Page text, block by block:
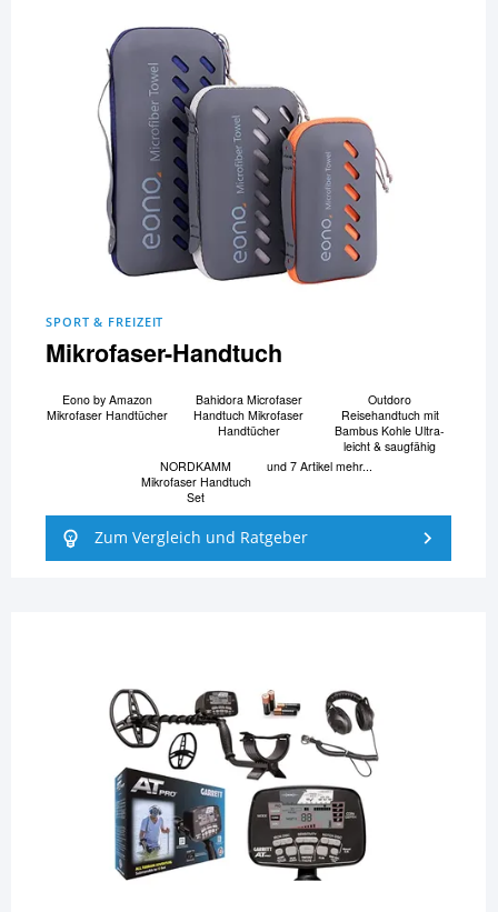
SPORT & FREIZEIT
Mikrofaser-Handtuch
Eono by Amazon
Mikrofaser Handtücher
Bahidora Microfaser
Handtuch Mikrofaser
Handtücher
Outdoro
Reisehandtuch mit
Bambus Kohle Ultra-
leicht & saugfähig
NORDKAMM
Mikrofaser Handtuch
Set
und 7 Artikel mehr...
Zum Vergleich und Ratgeber